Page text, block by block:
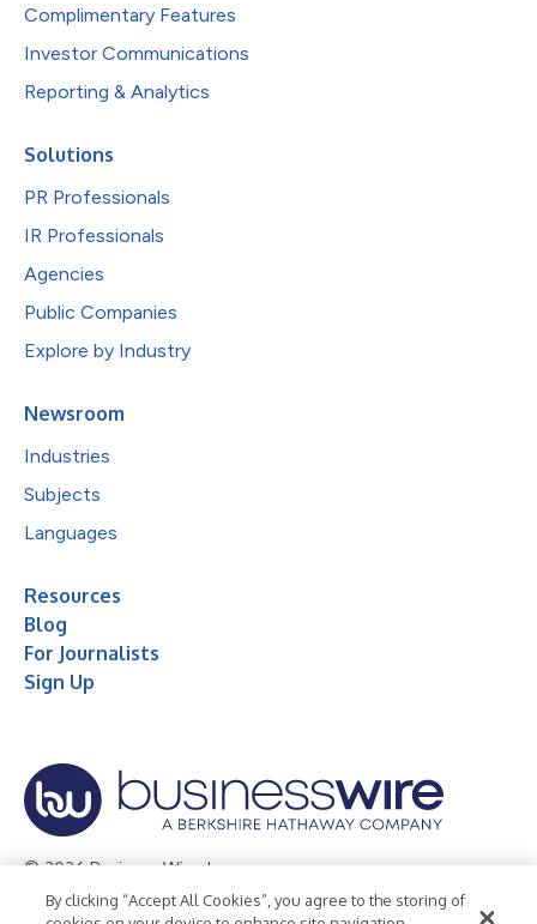
Complimentary Features
Investor Communications
Reporting & Analytics
Solutions
PR Professionals
IR Professionals
Agencies
Public Companies
Explore by Industry
Newsroom
Industries
Subjects
Languages
Resources
Blog
For Journalists
Sign Up
© 2026 Business Wire, Inc.
Privacy Policy Cookie Policy Accessibility Statement
By clicking “Accept All Cookies”, you agree to the storing of